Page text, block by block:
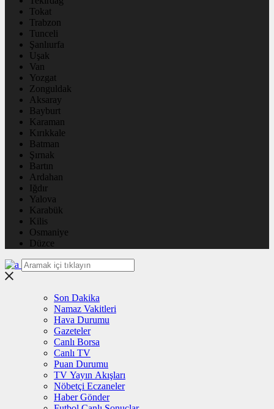
Tokat
Trabzon
Tunceli
Şanlıurfa
Uşak
Van
Yozgat
Zonguldak
Aksaray
Bayburt
Karaman
Kırıkkale
Batman
Şırnak
Bartın
Ardahan
Iğdır
Yalova
Karabük
Kilis
Osmaniye
Düzce
Son Dakika
Namaz Vakitleri
Hava Durumu
Gazeteler
Canlı Borsa
Canlı TV
Puan Durumu
TV Yayın Akışları
Nöbetçi Eczaneler
Haber Gönder